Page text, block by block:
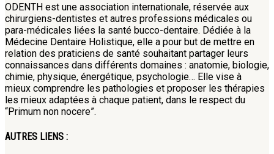
ODENTH est une association internationale, réservée aux
chirurgiens-dentistes et autres professions médicales ou
para-médicales liées la santé bucco-dentaire. Dédiée à la
Médecine Dentaire Holistique, elle a pour but de mettre en
relation des praticiens de santé souhaitant partager leurs
connaissances dans différents domaines : anatomie, biologie,
chimie, physique, énergétique, psychologie… Elle vise à
mieux comprendre les pathologies et proposer les thérapies
les mieux adaptées à chaque patient, dans le respect du
“Primum non nocere”.
AUTRES LIENS :